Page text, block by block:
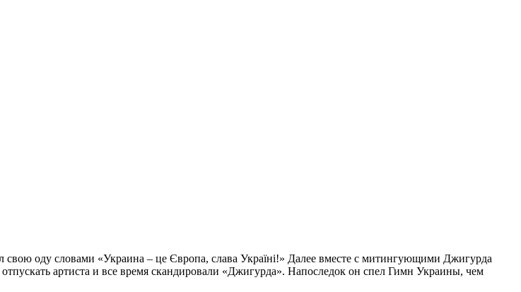
оду словами «Украина – це Європа, слава Україні!» Далее вместе с митингующими Джигурда
артиста и все время скандировали «Джигурда». Напоследок он спел Гимн Украины, чем